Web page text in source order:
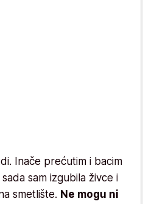
Inače prećutim i bacim
sam izgubila živce i
smetlište. Ne mogu ni